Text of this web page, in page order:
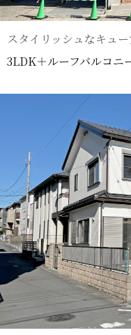
スタイリッシュなキュ
3LDK＋ルーフバルコニ